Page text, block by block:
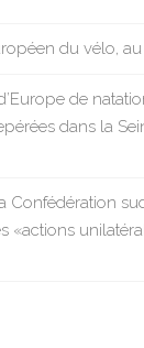
du vélo,
de
dans la
Confédération
«actions